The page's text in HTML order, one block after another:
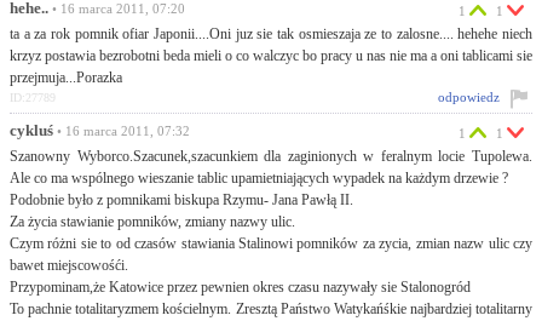
hehe.. • 16 marca 2011, 07:20
ta a za rok pomnik ofiar Japonii....Oni juz sie tak osmieszaja ze to zalosne.... hehehe niech
krzyz postawia bezrobotni beda mieli o co walczyc bo pracy u nas nie ma a oni tablicami sie
przejmuja...Porazka
1 1
odpowiedz
ID:27789
cykluś • 16 marca 2011, 07:32
Szanowny Wyborco.Szacunek,szacunkiem dla zaginionych w feralnym locie Tupolewa.
Ale co ma wspólnego wieszanie tablic upamietniających wypadek na każdym drzewie ?
Podobnie było z pomnikami biskupa Rzymu- Jana Pawłą II.
Za życia stawianie pomników, zmiany nazwy ulic.
Czym różni sie to od czasów stawiania Stalinowi pomników za zycia, zmian nazw ulic czy
bawet miejscowośći.
Przypominam,że Katowice przez pewnien okres czasu nazywały sie Stalonogród
To pachnie totalitaryzmem kościelnym. Zresztą Państwo Watykańśkie najbardziej totalitarny
1 1